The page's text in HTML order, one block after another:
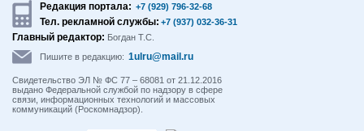
Редакция портала: +7 (929) 796-32-68
Тел. рекламной службы: +7 (937) 032-36-31
Главный редактор: Богдан Т.С.
Пишите в редакцию: 1ulru@mail.ru
Свидетельство ЭЛ № ФС 77 – 68081 от 21.12.2016
выдано Федеральной службой по надзору в сфере
связи, информационных технологий и массовых
коммуникаций (Роскомнадзор).